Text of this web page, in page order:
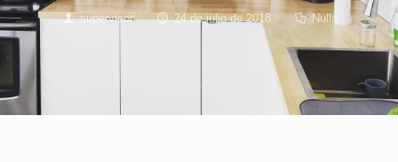
supervisor 24 de julio de 2018 Nulla